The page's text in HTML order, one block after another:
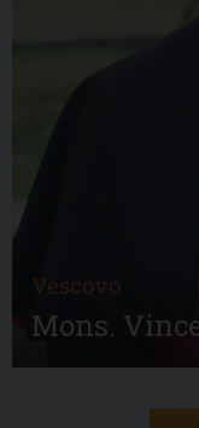
Vescovo
Mons.